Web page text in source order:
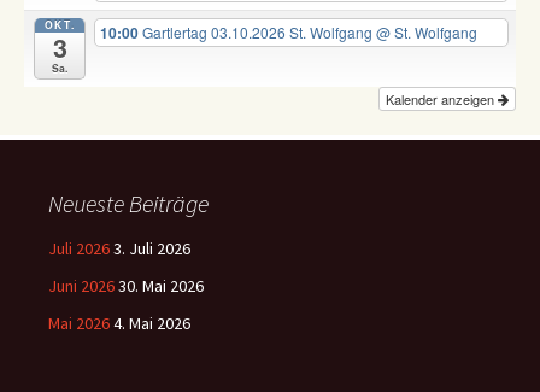
OKT.
3
Sa.
10:00Gartlertag 03.10.2026 St. Wolfgang@ St. Wolfgang
Kalender anzeigen
Neueste Beiträge
Juli 20263. Juli 2026
Juni 202630. Mai 2026
Mai 20264. Mai 2026